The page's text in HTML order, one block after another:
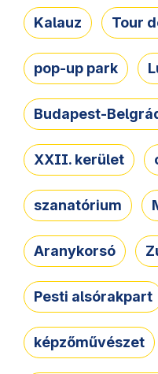
Kalauz Tour
pop-up park
Budapest-
XXII. kerület
szanatórium
Aranykorsó
Pesti alsórakpart
képzőművészet